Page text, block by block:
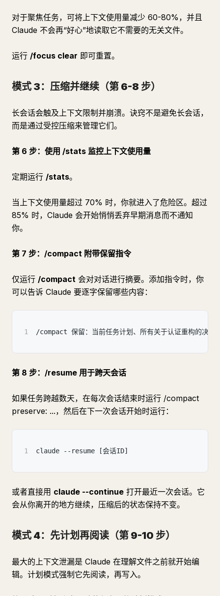
对于聚焦任务，可将上下文使用量减少 60-80%，并且
Claude 不会再“好心”地读取它不需要的无关文件。
运行 /focus clear 即可重置。
模式 3：压缩并继续（第 6-8 步）
长会话会触及上下文限制并崩溃。诀窍不是避免长会话，
而是通过受控压缩来管理它们。
第 6 步：使用 /stats 监控上下文使用量
定期运行 /stats。
当上下文使用量超过 70% 时，你就进入了危险区。超过
85% 时，Claude 会开始悄悄丢弃早期消息而不通知
你。
第 7 步：/compact 附带保留指令
仅运行 /compact 会对对话进行摘要。添加指令时，你
可以告诉 Claude 要逐字保留哪些内容：
1 /compact 保留：当前任务计划、所有关于认证重构的决
第 8 步：/resume 用于跨天会话
如果任务跨越数天，在每次会话结束时运行 /compact
preserve: ...，然后在下一次会话开始时运行：
1 claude --resume [会话ID]
或者直接用 claude --continue 打开最近一次会话。它
会从你离开的地方继续，压缩后的状态保持不变。
模式 4：先计划再阅读（第 9-10 步）
最大的上下文泄漏是 Claude 在理解文件之前就开始编
辑。计划模式强制它先阅读，再写入。